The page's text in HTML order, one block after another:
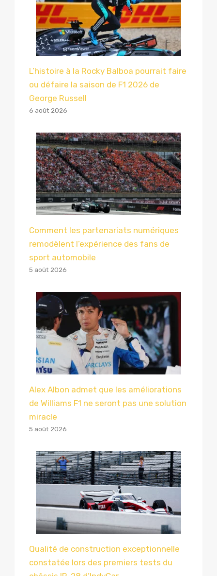
L’histoire à la Rocky Balboa pourrait faire
ou défaire la saison de F1 2026 de
George Russell
6 août 2026
Comment les partenariats numériques
remodèlent l’expérience des fans de
sport automobile
5 août 2026
Alex Albon admet que les améliorations
de Williams F1 ne seront pas une solution
miracle
5 août 2026
Qualité de construction exceptionnelle
constatée lors des premiers tests du